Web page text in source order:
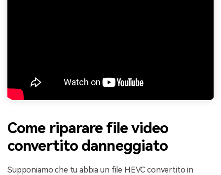
Come riparare file video
convertito danneggiato
Supponiamo che tu abbia un file HEVC convertito in